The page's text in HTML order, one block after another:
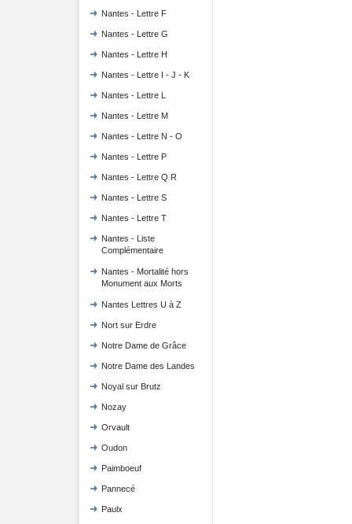
Nantes - Lettre F
Nantes - Lettre G
Nantes - Lettre H
Nantes - Lettre I - J - K
Nantes - Lettre L
Nantes - Lettre M
Nantes - Lettre N - O
Nantes - Lettre P
Nantes - Lettre Q R
Nantes - Lettre S
Nantes - Lettre T
Nantes - Liste
Complémentaire
Nantes - Mortalité hors
Monument aux Morts
Nantes Lettres U à Z
Nort sur Erdre
Notre Dame de Grâce
Notre Dame des Landes
Noyal sur Brutz
Nozay
Orvault
Oudon
Paimboeuf
Pannecé
Paulx